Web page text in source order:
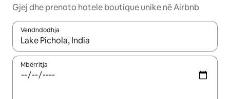
Gjej dhe prenoto hotele boutique unike në Airbnb
Vendndodhja
Kur rezultatet të jenë të disponueshme, lëviz me butonat e
Mbërritja